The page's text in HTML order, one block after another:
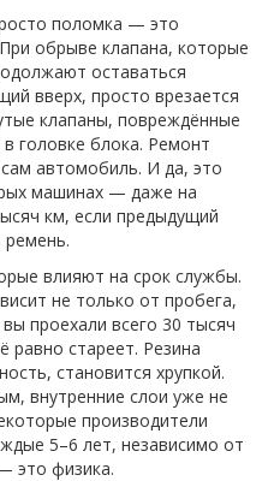
поломка — это
обрыве клапана, которые
оставаться
вверх, просто врезается
клапаны, повреждённые
головке блока. Ремонт
автомобиль. И да, это
машинах — даже на
км, если предыдущий
ремень.
влияют на срок службы.
не только от пробега,
проехали всего 30 тысяч
равно стареет. Резина
становится хрупкой.
внутренние слои уже не
производители
5–6 лет, независимо от
это физика.